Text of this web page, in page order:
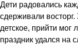
Дети радовались
сдерживали
детское, прийти
праздник удался на